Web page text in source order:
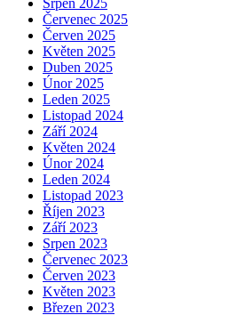
Srpen 2025
Červenec 2025
Červen 2025
Květen 2025
Duben 2025
Únor 2025
Leden 2025
Listopad 2024
Září 2024
Květen 2024
Únor 2024
Leden 2024
Listopad 2023
Říjen 2023
Září 2023
Srpen 2023
Červenec 2023
Červen 2023
Květen 2023
Březen 2023